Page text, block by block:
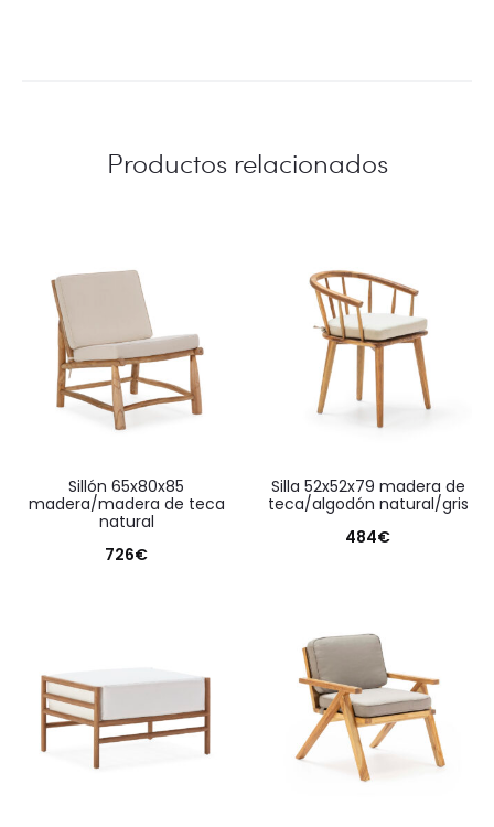
Productos relacionados
sillón 65x80x85
madera/madera de teca
natural
726€
silla 52x52x79 madera de
teca/algodón natural/gris
484€